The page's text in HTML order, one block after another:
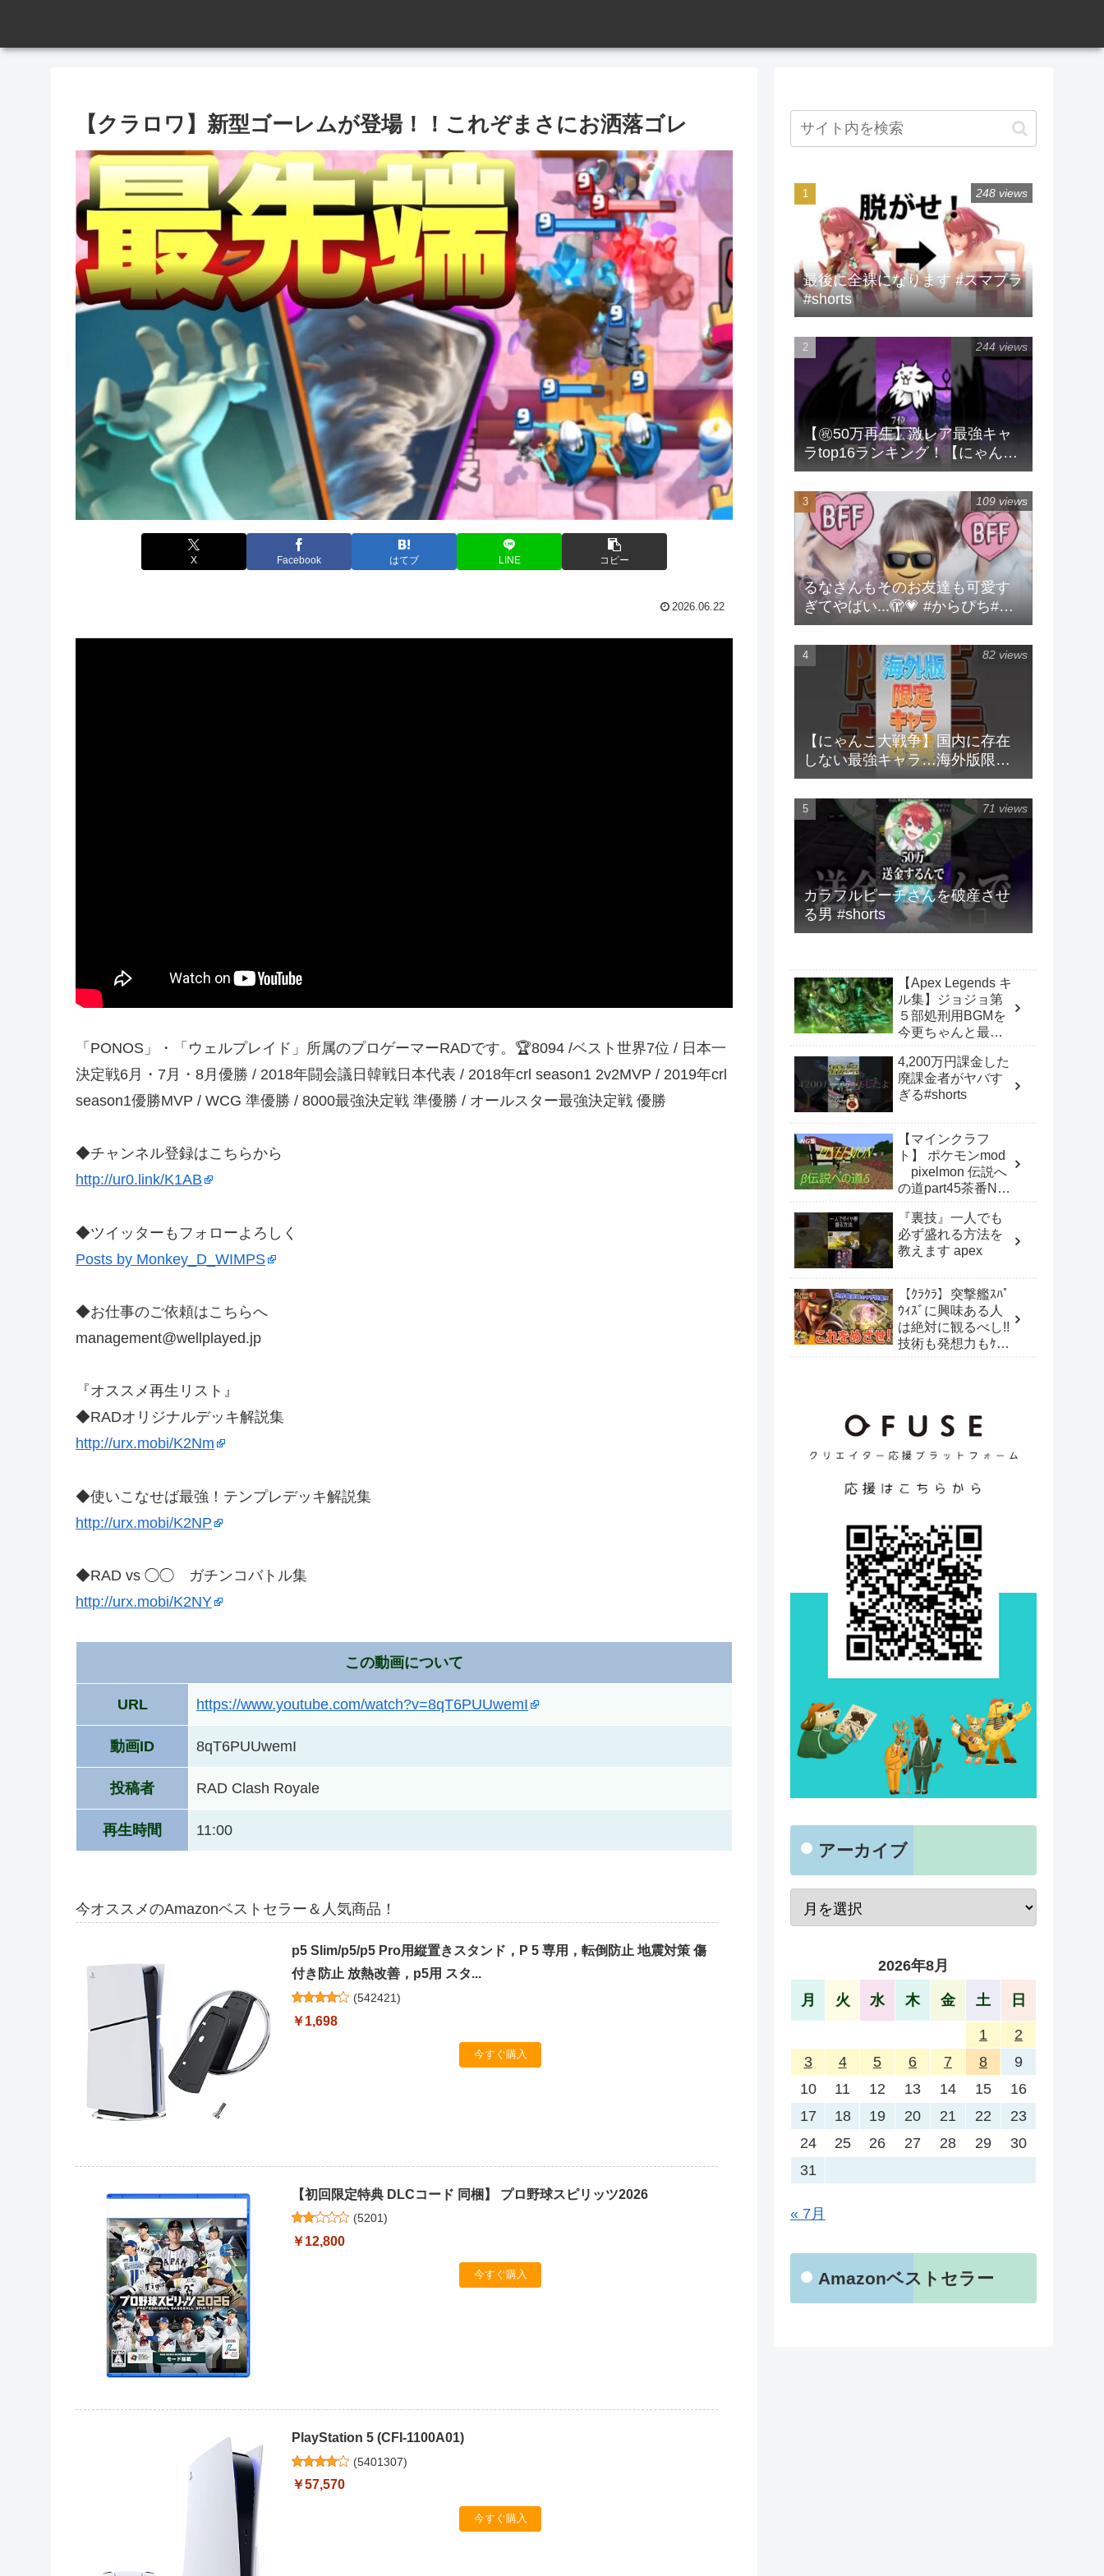
【クラロワ】新型ゴーレムが登場！！これぞまさにお洒落ゴレ
X Facebook はてブ LINE コピー
2026.06.22
「PONOS」・「ウェルプレイド」所属のプロゲーマーRADです。🏆8094 /ベスト世界7位 / 日本一
決定戦6月・7月・8月優勝 / 2018年闘会議日韓戦日本代表 / 2018年crl season1 2v2MVP / 2019年crl
season1優勝MVP / WCG 準優勝 / 8000最強決定戦 準優勝 / オールスター最強決定戦 優勝
◆チャンネル登録はこちらから
http://ur0.link/K1AB
◆ツイッターもフォローよろしく
Posts by Monkey_D_WIMPS
◆お仕事のご依頼はこちらへ
management@wellplayed.jp
『オススメ再生リスト』
◆RADオリジナルデッキ解説集
http://urx.mobi/K2Nm
◆使いこなせば最強！テンプレデッキ解説集
http://urx.mobi/K2NP
◆RAD vs ◯◯ ガチンコバトル集
http://urx.mobi/K2NY
この動画について
URL https://www.youtube.com/watch?v=8qT6PUUwemI
動画ID 8qT6PUUwemI
投稿者 RAD Clash Royale
再生時間 11:00
今オススメのAmazonベストセラー＆人気商品！
p5 Slim/p5/p5 Pro用縦置きスタンド，P 5 専用，転倒防止 地震対策 傷
付き防止 放熱改善，p5用 スタ...
(542421)
￥1,698
今すぐ購入
【初回限定特典 DLCコード 同梱】 プロ野球スピリッツ2026
(5201)
￥12,800
今すぐ購入
PlayStation 5 (CFI-1100A01)
(5401307)
￥57,570
今すぐ購入
最後に全裸になります #スマブラ
#shorts
248 views
【㊗️50万再生】激レア最強キャ
ラtop16ランキング！【にゃんこ
大戦争】 #にゃんこ大戦争 #ラン
キング #shorts #激レア
244 views
るなさんもそのお友達も可愛す
ぎてやばい...🫣💗 #からぴち#る
な#実写
109 views
【にゃんこ大戦争】国内に存在
しない最強キャラ…海外版限定
キャラ4選！！【にゃんこ大戦争
ゆっくり解説】#shorts
82 views
カラフルピーチさんを破産させ
る男 #shorts
71 views
【Apex Legends キ
ル集】ジョジョ第
５部処刑用BGMを
今更ちゃんと最後
ョン上がったオク
タン大好きダイヤ
床ペロ大学生がそ
だけで作ったキル
集
4,200万円課金した
廃課金者がヤバす
ぎる#shorts
【マインクラフ
ト】 ポケモンmod
pixelmon 伝説へ
の道part45茶番NG
『裏技』一人でも
必ず盛れる方法を
教えます apex
【ｸﾗｸﾗ】突撃艦ｽﾊﾟ
ｳｨｽﾞに興味ある人
は絶対に観るべし!!
技術も発想力もｹﾀ
アーカイブ
2026年8月
月 火 水 木 金 土 日
1
2
3
4 5 6 7 8
9
10
11 12 13 14 15
16
17
18 19 20 21 22
23
24
25 26 27 28 29
30
31
« 7月
Amazonベストセラー